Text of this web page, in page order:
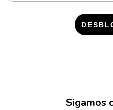
Sigamos